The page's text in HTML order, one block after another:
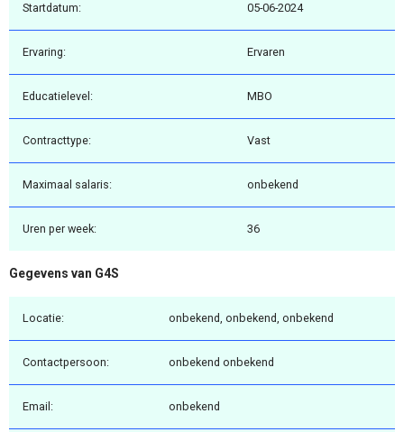
Startdatum: 05-06-2024
Ervaring: Ervaren
Educatielevel: MBO
Contracttype: Vast
Maximaal salaris: onbekend
Uren per week: 36
Gegevens van G4S
Locatie: onbekend, onbekend, onbekend
Contactpersoon: onbekend onbekend
Email: onbekend